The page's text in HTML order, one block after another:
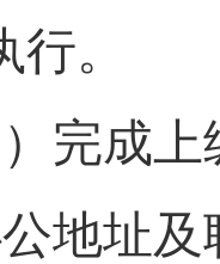
。
）完成
地址及